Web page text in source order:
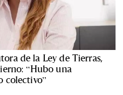
de la Ley de Tierras,
“Hubo una
colectivo”